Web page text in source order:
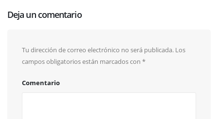
Deja un comentario
Tu dirección de correo electrónico no será publicada. Los
campos obligatorios están marcados con *
Comentario